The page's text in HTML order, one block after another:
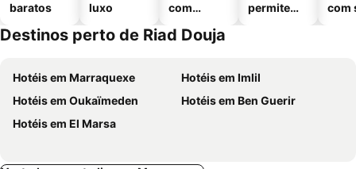
baratos
luxo
com
permitem
com
Destinos perto de Riad Douja
Hotéis em Marraquexe
Hotéis em Imlil
Hotéis em Oukaïmeden
Hotéis em Ben Guerir
Hotéis em El Marsa